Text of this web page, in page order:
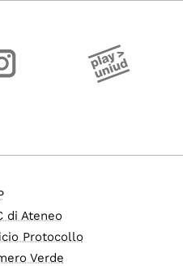
di Ateneo
Protocollo
Verde